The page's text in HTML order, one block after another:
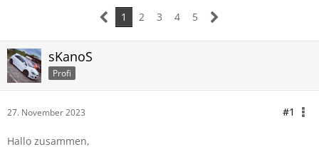
1
2 3 4 5
sKanoS
Profi
27. November 2023 #1
Hallo zusammen,